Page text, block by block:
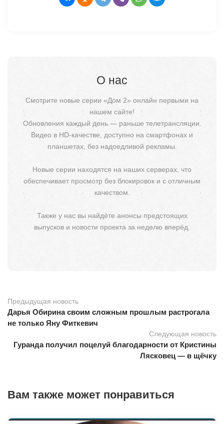
О нас
Смотрите новые серии «Дом 2» онлайн первыми на
нашем сайте!
Обновления каждый день — раньше телетрансляции.
Видео в HD-качестве, доступно на смартфонах и
планшетах, без надоедливой рекламы.
Новые серии находятся на наших серверах, что
обеспечивает просмотр без блокировок и с отличным
качеством.
Также у нас вы найдёте анонсы предстоящих
выпусков и новости проекта за неделю вперёд.
Предыдущая новость
Дарья Обирина своим сложным прошлым растрогала
не только Яну Фиткевич
Следующая новость
Гуранда получил поцелуй благодарности от Кристины
Лясковец — в щёчку
Вам также может понравиться